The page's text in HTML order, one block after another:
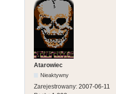
Atarowiec
Nieaktywny
Zarejestrowany: 2007-06-11